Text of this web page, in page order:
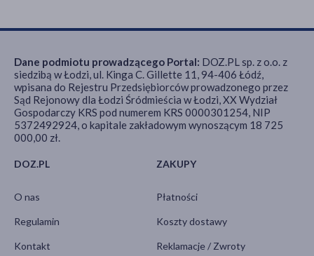
Zalecenia żywieniowe
Z substancją słodzącą(2)
Zawiera mleko(2)
DOZ.PL
O nas
Regulamin
Kontakt
ZAKUPY
Płatności
Koszty dostawy
Reklamacje / Zwroty
Dane podmiotu prowadzącego Portal: DOZ.PL sp. z o.o. z
siedzibą w Łodzi, ul. Kinga C. Gillette 11, 94-406 Łódź,
wpisana do Rejestru Przedsiębiorców prowadzonego przez
Sąd Rejonowy dla Łodzi Śródmieścia w Łodzi, XX Wydział
Gospodarczy KRS pod numerem KRS 0000301254, NIP
5372492924, o kapitale zakładowym wynoszącym 18 725
000,00 zł.